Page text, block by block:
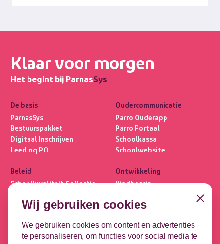
Klaar voor morgen
Het begint bij ParnasSys
De basis
ParnasSys
Bestuurspakket
Digitaal Inschrijven
Leerlinq PO
Beleid
Schoolkwaliteit Collectie
Privacybasis
Oudercommunicatie
Parro Ouderapp
Parro Portaal
Schoolkassa
Schoolwebsite
Ontwikkeling
Kindbegrip
OPP
Koppelingen Contact
Wij gebruiken cookies
We gebruiken cookies om content en advertenties
te personaliseren, om functies voor social media te
Close